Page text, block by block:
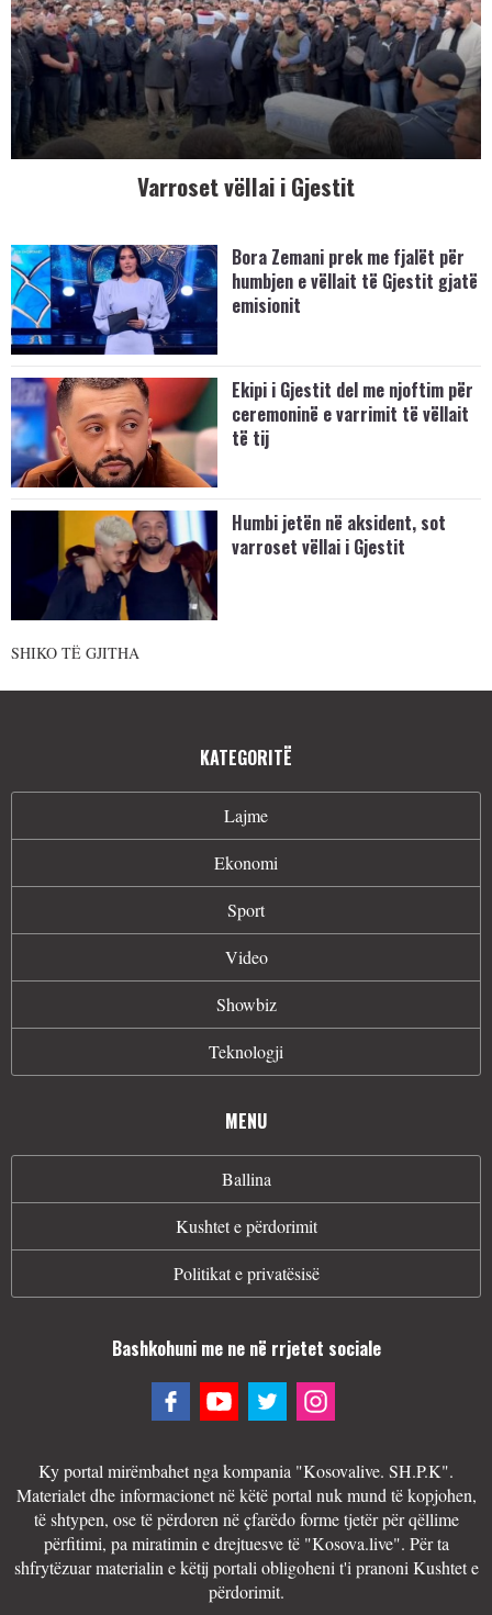
Varroset vëllai i Gjestit
Bora Zemani prek me fjalët për
humbjen e vëllait të Gjestit gjatë
emisionit
Ekipi i Gjestit del me njoftim për
ceremoninë e varrimit të vëllait
të tij
Humbi jetën në aksident, sot
varroset vëllai i Gjestit
SHIKO TË GJITHA
KATEGORITË
Lajme
Ekonomi
Sport
Video
Showbiz
Teknologji
MENU
Ballina
Kushtet e përdorimit
Politikat e privatësisë
Bashkohuni me ne në rrjetet sociale
Ky portal mirëmbahet nga kompania "Kosovalive. SH.P.K".
Materialet dhe informacionet në këtë portal nuk mund të kopjohen,
të shtypen, ose të përdoren në çfarëdo forme tjetër për qëllime
përfitimi, pa miratimin e drejtuesve të "Kosova.live". Për ta
shfrytëzuar materialin e këtij portali obligoheni t'i pranoni Kushtet e
përdorimit.